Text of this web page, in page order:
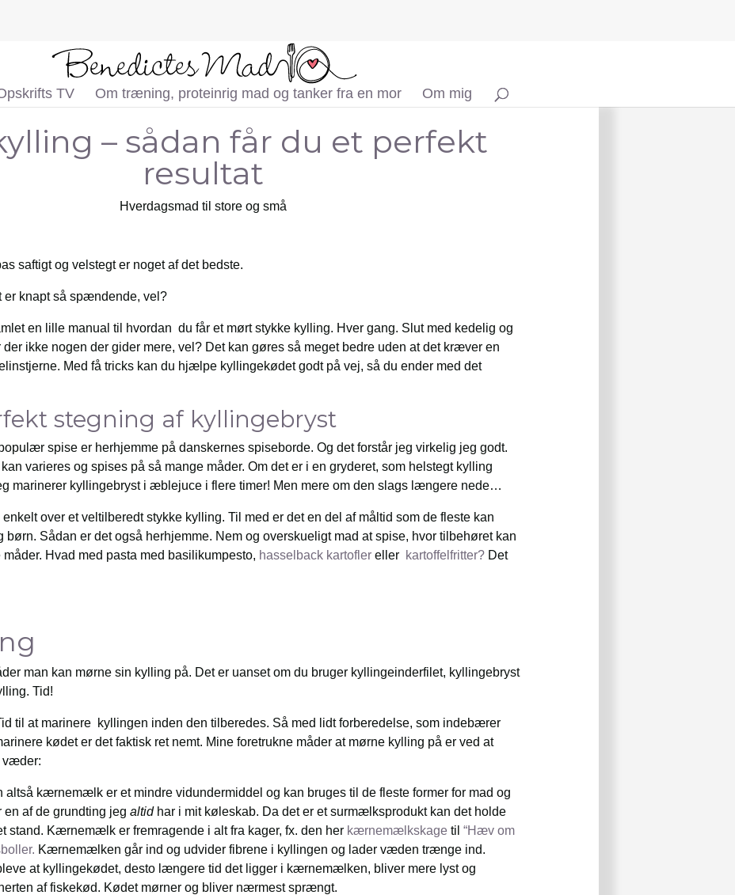
TV Om træning, proteinrig mad og tanker fra en mor Om mig
– sådan får du et perfekt
resultat
Hverdagsmad til store og små
saftigt og velstegt er noget af det bedste.
er knapt så spændende, vel?
en lille manual til hvordan du får et mørt stykke kylling. Hver gang. Slut med kedelig og
ikke nogen der gider mere, vel? Det kan gøres så meget bedre uden at det kræver en
Med få tricks kan du hjælpe kyllingekødet godt på vej, så du ender med det
stegning af kyllingebryst
spise er herhjemme på danskernes spiseborde. Og det forstår jeg virkelig jeg godt.
varieres og spises på så mange måder. Om det er i en gryderet, som helstegt kylling
marinerer kyllingebryst i æblejuce i flere timer! Men mere om den slags længere nede…
enkelt over et veltilberedt stykke kylling. Til med er det en del af måltid som de fleste kan
børn. Sådan er det også herhjemme. Nem og overskueligt mad at spise, hvor tilbehøret kan
Hvad med pasta med basilikumpesto, hasselback kartofler eller kartoffelfritter? Det
man kan mørne sin kylling på. Det er uanset om du bruger kyllingeinderfilet, kyllingebryst
Tid!
til at marinere kyllingen inden den tilberedes. Så med lidt forberedelse, som indebærer
kødet er det faktisk ret nemt. Mine foretrukne måder at mørne kylling på er ved at
væder:
altså kærnemælk er et mindre vidundermiddel og kan bruges til de fleste former for mad og
af de grundting jeg altid har i mit køleskab. Da det er et surmælksprodukt kan det holde
stand. Kærnemælk er fremragende i alt fra kager, fx. den her kærnemælkskage til “Hæv om
Kærnemælken går ind og udvider fibrene i kyllingen og lader væden trænge ind.
at kyllingekødet, desto længere tid det ligger i kærnemælken, bliver mere lyst og
af fiskekød. Kødet mørner og bliver nærmest sprængt.